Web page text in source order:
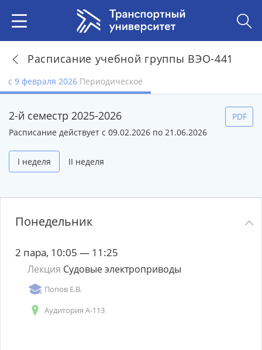
Расписание учебной группы ВЭО-441
с 9 февраля 2026 Периодическое
2-й семестр 2025-2026
Расписание действует с 09.02.2026 по 21.06.2026
I неделя II неделя
PDF
Понедельник
2 пара, 10:05 — 11:25
Лекция Судовые электроприводы
Попов Е.В.
Аудитория А-113